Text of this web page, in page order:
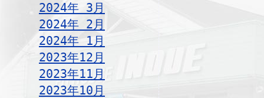
2024年 3月
2024年 2月
2024年 1月
2023年12月
2023年11月
2023年10月